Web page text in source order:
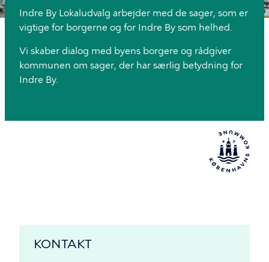
Indre By Lokaludvalg arbejder med de sager, som er
vigtige for borgerne og for Indre By som helhed.
Vi skaber dialog med byens borgere og rådgiver
kommunen om sager, der har særlig betydning for
Indre By.
KONTAKT